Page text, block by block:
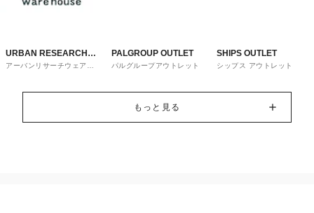
URBAN RESEARCH
ware house
アーバンリサーチウェアハ
PALGROUP OUTLET
パルグループアウトレット
SHIPS OUTLET
シップス アウトレット
もっと見る